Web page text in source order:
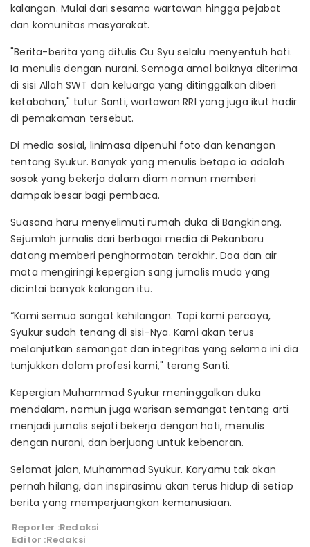
kalangan. Mulai dari sesama wartawan hingga pejabat
dan komunitas masyarakat.
"Berita-berita yang ditulis Cu Syu selalu menyentuh hati.
Ia menulis dengan nurani. Semoga amal baiknya diterima
di sisi Allah SWT dan keluarga yang ditinggalkan diberi
ketabahan," tutur Santi, wartawan RRI yang juga ikut hadir
di pemakaman tersebut.
Di media sosial, linimasa dipenuhi foto dan kenangan
tentang Syukur. Banyak yang menulis betapa ia adalah
sosok yang bekerja dalam diam namun memberi
dampak besar bagi pembaca.
Suasana haru menyelimuti rumah duka di Bangkinang.
Sejumlah jurnalis dari berbagai media di Pekanbaru
datang memberi penghormatan terakhir. Doa dan air
mata mengiringi kepergian sang jurnalis muda yang
dicintai banyak kalangan itu.
“Kami semua sangat kehilangan. Tapi kami percaya,
Syukur sudah tenang di sisi-Nya. Kami akan terus
melanjutkan semangat dan integritas yang selama ini dia
tunjukkan dalam profesi kami," terang Santi.
Kepergian Muhammad Syukur meninggalkan duka
mendalam, namun juga warisan semangat tentang arti
menjadi jurnalis sejati bekerja dengan hati, menulis
dengan nurani, dan berjuang untuk kebenaran.
Selamat jalan, Muhammad Syukur. Karyamu tak akan
pernah hilang, dan inspirasimu akan terus hidup di setiap
berita yang memperjuangkan kemanusiaan.
Reporter :Redaksi
Editor :Redaksi